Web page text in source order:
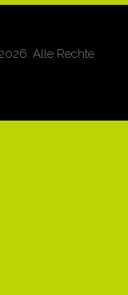
Alle Rechte